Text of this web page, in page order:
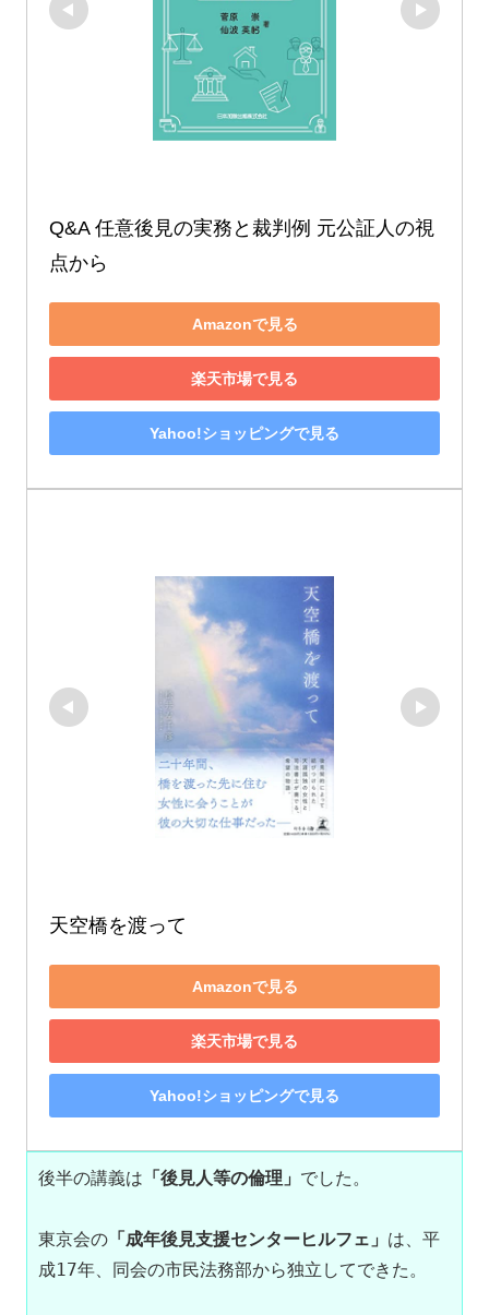
Q&A 任意後見の実務と裁判例 元公証人の視
点から
Amazonで見る
楽天市場で見る
Yahoo!ショッピングで見る
天空橋を渡って
Amazonで見る
楽天市場で見る
Yahoo!ショッピングで見る
後半の講義は 「後見人等の倫理」 でした。
東京会の 「成年後見支援センターヒルフェ」 は、平
成17年、同会の市民法務部から独立してできた。